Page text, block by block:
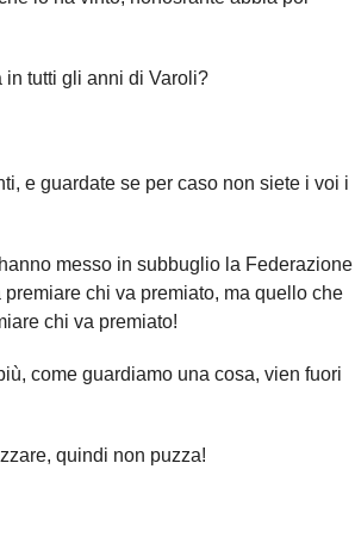
in tutti gli anni di Varoli?
e guardate se per caso non siete i voi i
messo in subbuglio la Federazione
chi va premiato, ma quello che
chi va premiato!
come guardiamo una cosa, vien fuori
quindi non puzza!